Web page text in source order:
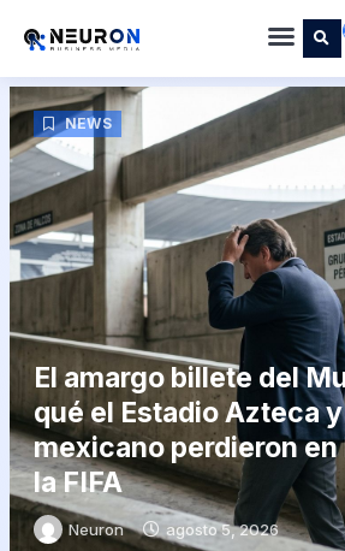
NEWS
El amargo billete del
qué el Estadio Azteca
mexicano perdieron
la FIFA
Neuron agosto 5, 2026